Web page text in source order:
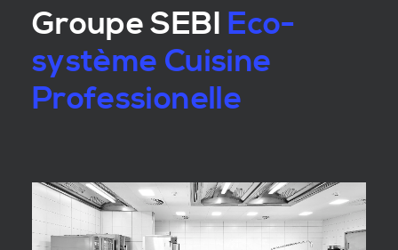
Groupe SEBI Eco-
système Cuisine
Professionelle